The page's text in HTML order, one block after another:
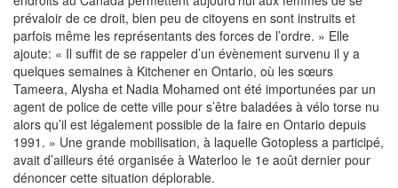
prévaloir de ce droit, bien peu de citoyens en sont instruits et
parfois même les représentants des forces de l’ordre. » Elle
ajoute: « Il suffit de se rappeler d’un évènement survenu il y a
quelques semaines à Kitchener en Ontario, où les sœurs
Tameera, Alysha et Nadia Mohamed ont été importunées par un
agent de police de cette ville pour s’être baladées à vélo torse nu
alors qu’il est légalement possible de la faire en Ontario depuis
1991. » Une grande mobilisation, à laquelle Gotopless a participé,
avait d’ailleurs été organisée à Waterloo le 1e août dernier pour
dénoncer cette situation déplorable.